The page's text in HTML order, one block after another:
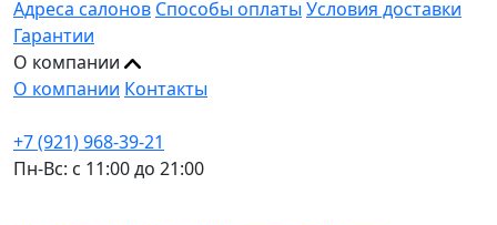
Адреса салонов Способы оплаты Условия доставки
Гарантии
О компании
О компании Контакты
+7 (921) 968-39-21
Пн-Вс: c 11:00 до 21:00